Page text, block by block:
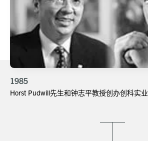
1985
Horst Pudwill先生和钟志平教授创办创科实业